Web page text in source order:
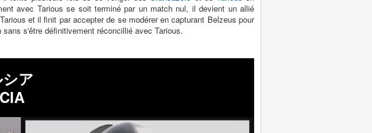
avec Tarious se soit terminé par un match nul, il devient un allié
et il finit par accepter de se modérer en capturant Belzeus pour
sans s'être définitivement réconcillié avec Tarious.
ア